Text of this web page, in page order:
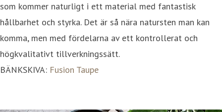
som kommer naturligt i ett material med fantastisk
hållbarhet och styrka. Det är så nära natursten man kan
komma, men med fördelarna av ett kontrollerat och
högkvalitativt tillverkningssätt.
BÄNKSKIVA: Fusion Taupe